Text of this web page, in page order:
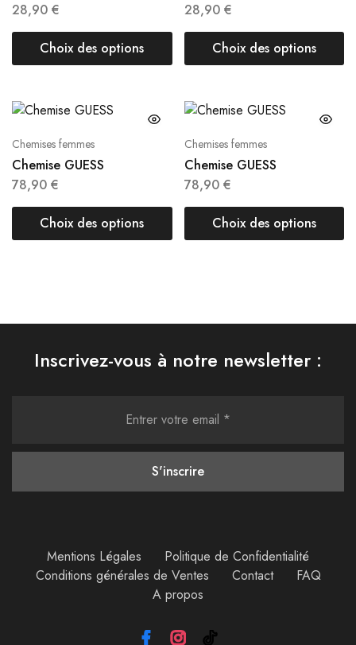
28,90 €
Choix des options
28,90 €
Choix des options
Chemises femmes
Chemise GUESS
78,90 €
Choix des options
Chemises femmes
Chemise GUESS
78,90 €
Choix des options
Inscrivez-vous à notre newsletter :
Mentions Légales
Politique de Confidentialité
Conditions générales de Ventes
Contact
FAQ
A propos